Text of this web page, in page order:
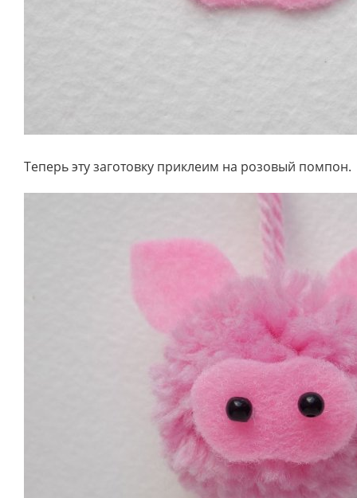
Теперь эту заготовку приклеим на розовый помпон.